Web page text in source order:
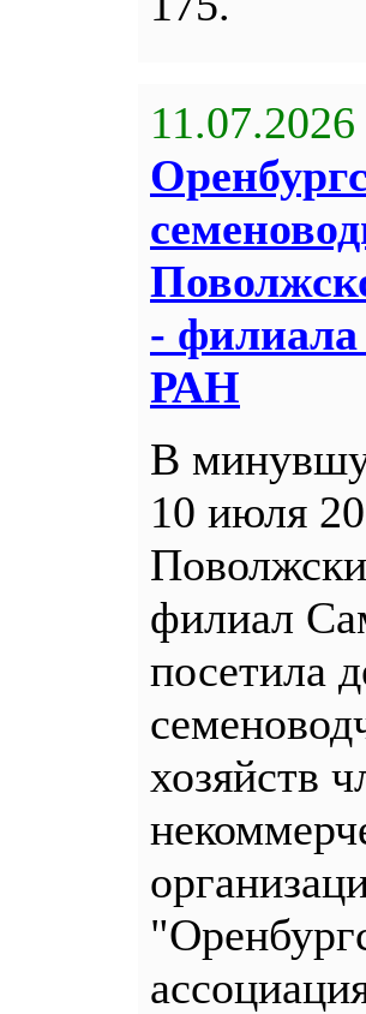
11.07.2026
-
РАН
В
10 июля
филиал
посетила
хозяйств